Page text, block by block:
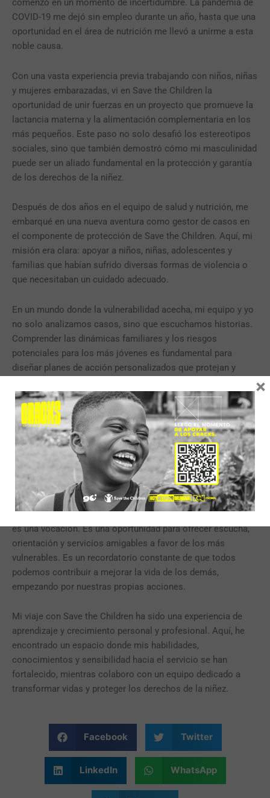
comenzó en un momento de incertidumbre. La pandemia de
COVID-19 me dejó sin empleo durante un año, hasta que una
oportunidad en el área de nutrición me llevó a unirme a esta
noble causa.
Con una vasta experiencia previa trabajando con niños, niñas
y mujeres embarazadas, vi en Save the Children la
oportunidad de unir fuerzas en un proyecto que promueve la
lactancia materna y la alimentación complementaria en los
más pequeños. Este paso no solo desafió los estereotipos
sociales, sino que también demostró cómo mi masculinidad
puede ser un aliado fundamental en la protección y garantía
de los derechos de la niñez.
Después de dos años en el equipo de salud y nutrición, me
embarqué en una nueva aventura como gestor de casos en
el componente de protección de Save the Children. Aquí, mi
misión era clara: apoyar a niños, niñas, adolescentes y
familias que habían sufrido diversas formas de violencia o
que necesitaban un cuidado adecuado.
En un mundo donde la vulnerabilidad acecha, mi equipo y yo
no solo analizamos casos, sino que escuchamos historias.
Comprender las dinámicas familiares y los riesgos
potenciales para los más jóvenes es fundamental para
diseñar planes de acción personalizados que protejan y
En contextos donde la población migrante enfrenta
dificultades sociales, como el consumo de sustancias o la
presencia de bandas organizadas, nuestro trabajo se vuelve
aún más crucial. Pero en cada intervención, en cada historia
compartida, la escucha activa es la herramienta que guía
nuestro camino hacia un cambio positivo.
Para mí, trabajar en Save the Children no es solo un empleo,
es una vocación. Es una oportunidad para ofrecer escucha,
orientación y servicios amigables a favor de los más
vulnerables. Es un recordatorio constante de que todos
podemos contribuir a mejorar la vida de los demás,
empezando por nuestras propias acciones.
Mi viaje con Save the Children ha sido una experiencia de
aprendizaje y crecimiento personal y profesional. Aquí, he
encontrado un espacio donde mis habilidades,
conocimientos y sensibilidad hacia el servicio se han
fortalecido, mientras colaboro con un equipo dedicado a
transformar vidas y proteger los derechos de la niñez.
Facebook Twitter
LinkedIn WhatsApp
×